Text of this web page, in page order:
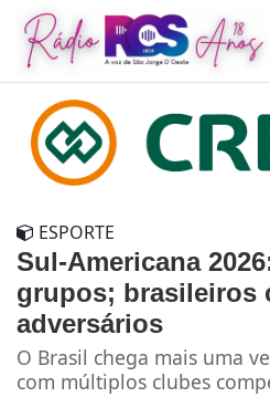
ESPORTE
Sul-Americana
grupos; brasileiros
adversários
O Brasil chega mais uma
com múltiplos clubes